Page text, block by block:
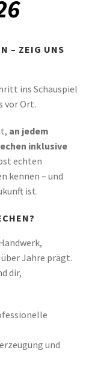
– ZEIG UNS
ins Schauspiel
vor Ort.
an jedem
inklusive
echten
kennen – und
ist.
Jahre prägt.
dir,
und